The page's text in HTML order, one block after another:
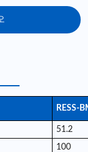
RESS-
51.2
100